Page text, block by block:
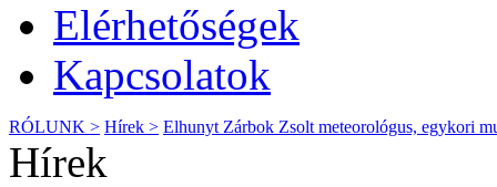
Elérhetőségek
Kapcsolatok
RÓLUNK > Hírek > Elhunyt Zárbok Zsolt meteorológus, egykori
Hírek